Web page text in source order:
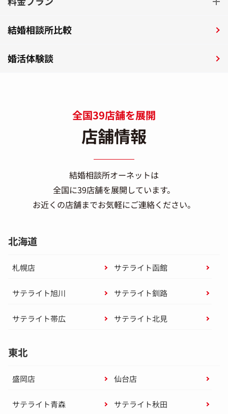
結婚相談所比較
婚活体験談
全国39店舗を展開
店舗情報
結婚相談所オーネットは
全国に39店舗を展開しています。
お近くの店舗までお気軽にご連絡ください。
北海道
札幌店 サテライト函館
サテライト旭川 サテライト釧路
サテライト帯広 サテライト北見
東北
盛岡店 仙台店
サテライト青森 サテライト秋田